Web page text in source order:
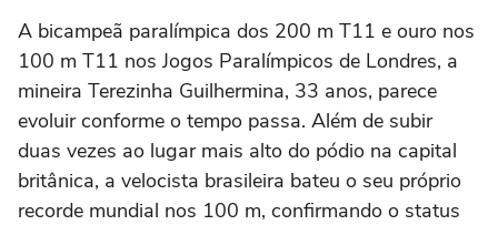
A bicampeã paralímpica dos 200 m T11 e ouro nos
100 m T11 nos Jogos Paralímpicos de Londres, a
mineira Terezinha Guilhermina, 33 anos, parece
evoluir conforme o tempo passa. Além de subir
duas vezes ao lugar mais alto do pódio na capital
britânica, a velocista brasileira bateu o seu próprio
recorde mundial nos 100 m, confirmando o status